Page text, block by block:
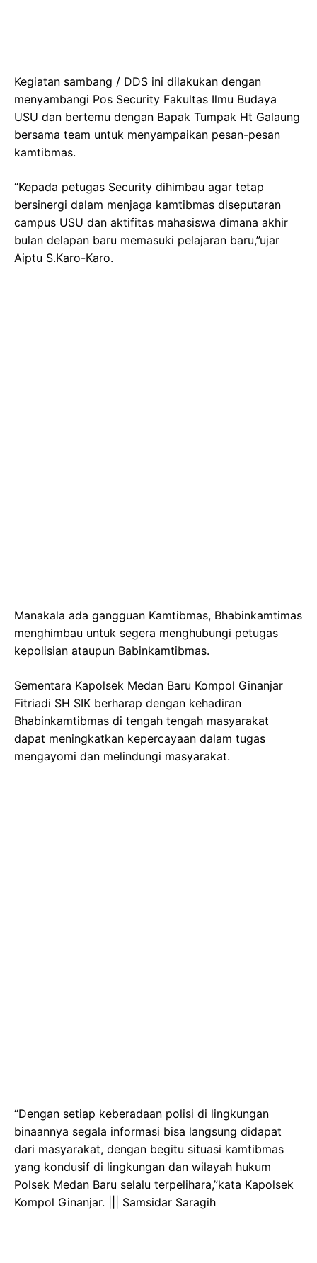
Kegiatan sambang / DDS ini dilakukan dengan
menyambangi Pos Security Fakultas Ilmu Budaya
USU dan bertemu dengan Bapak Tumpak Ht Galaung
bersama team untuk menyampaikan pesan-pesan
kamtibmas.
“Kepada petugas Security dihimbau agar tetap
bersinergi dalam menjaga kamtibmas diseputaran
campus USU dan aktifitas mahasiswa dimana akhir
bulan delapan baru memasuki pelajaran baru,”ujar
Aiptu S.Karo-Karo.
Manakala ada gangguan Kamtibmas, Bhabinkamtimas
menghimbau untuk segera menghubungi petugas
kepolisian ataupun Babinkamtibmas.
Sementara Kapolsek Medan Baru Kompol Ginanjar
Fitriadi SH SIK berharap dengan kehadiran
Bhabinkamtibmas di tengah tengah masyarakat
dapat meningkatkan kepercayaan dalam tugas
mengayomi dan melindungi masyarakat.
“Dengan setiap keberadaan polisi di lingkungan
binaannya segala informasi bisa langsung didapat
dari masyarakat, dengan begitu situasi kamtibmas
yang kondusif di lingkungan dan wilayah hukum
Polsek Medan Baru selalu terpelihara,”kata Kapolsek
Kompol Ginanjar. ||| Samsidar Saragih